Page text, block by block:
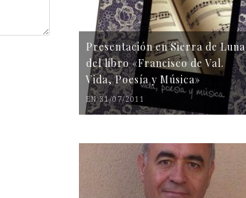
Presentación en Sierra de Luna
del libro «Francisco de Val.
Vida, Poesía y Música»
EN 31/07/2011